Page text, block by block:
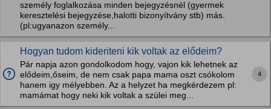
személy foglalkozása minden bejegyzésnél (gyermek
keresztelési bejegyzése,halotti bizonyítvány stb) más.
(pl:ugyanazon személy...
Hogyan tudom kideriteni kik voltak az elődeim?
Pár napja azon gondolkodom hogy, vajon kik lehetnek az
elődeim,őseim, de nem csak papa mama oszt csókolom
hanem igy mélyebben. Az a helyzet ha megkérdezem pl:
mamámat hogy neki kik voltak a szülei meg...
4